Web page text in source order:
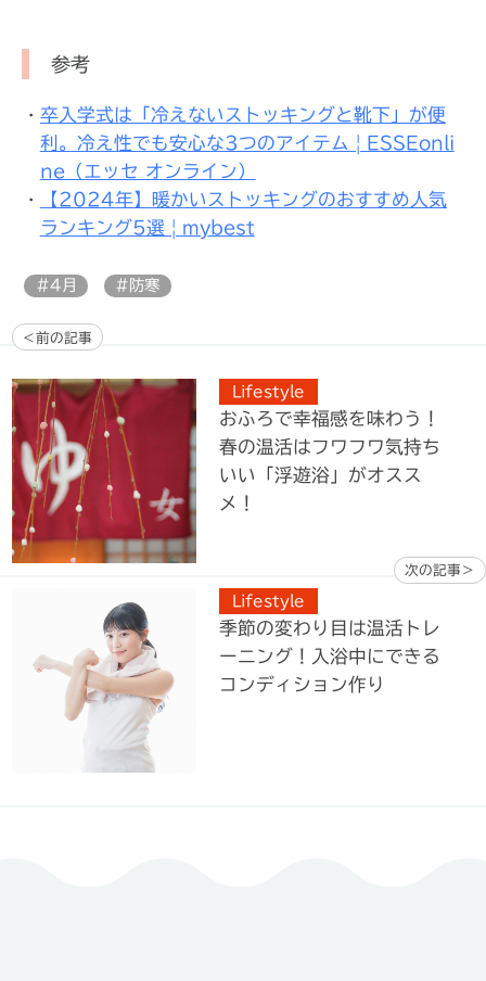
参考
卒入学式は「冷えないストッキングと靴下」が便
利。冷え性でも安心な3つのアイテム | ESSEonli
ne（エッセ オンライン）
【2024年】暖かいストッキングのおすすめ人気
ランキング5選 | mybest
#4月 #防寒
＜前の記事
Lifestyle
おふろで幸福感を味わう！
春の温活はフワフワ気持ち
いい「浮遊浴」がオスス
メ！
次の記事＞
Lifestyle
季節の変わり目は温活トレ
ーニング！入浴中にできる
コンディション作り